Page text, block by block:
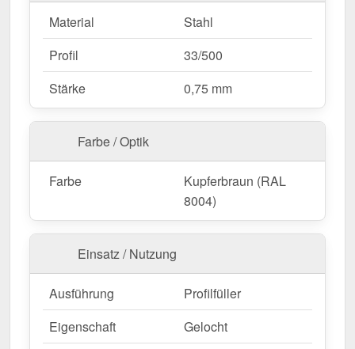
Material
Stahl
Profil
33/500
Stärke
0,75 mm
Farbe / Optik
Farbe
Kupferbraun (RAL
8004)
Einsatz / Nutzung
Ausführung
Profilfüller
Eigenschaft
Gelocht